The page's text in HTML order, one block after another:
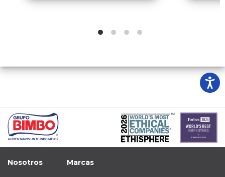
cuidamos el bienestar físico,
Nosotros Marcas